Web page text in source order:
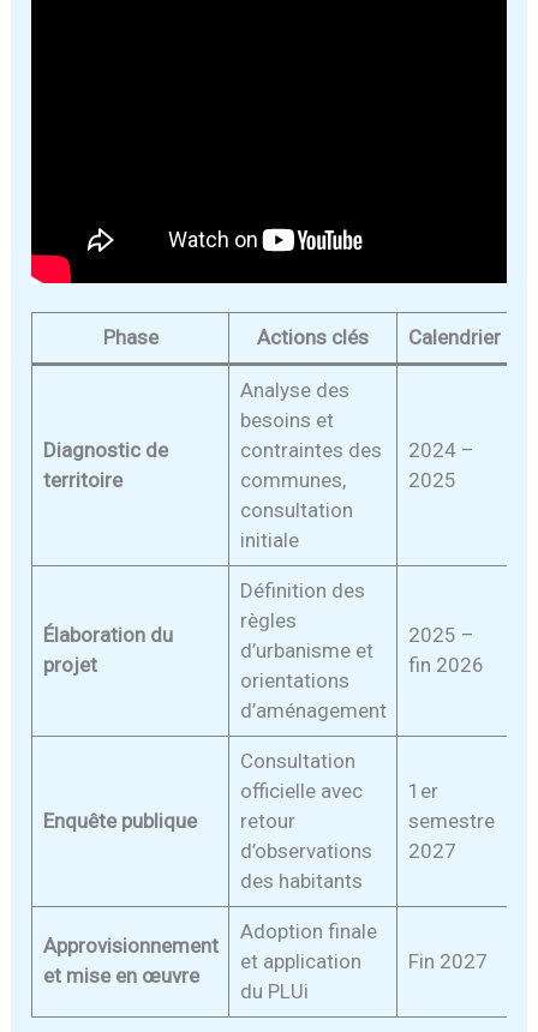
Phase Actions clés Calendrier
Diagnostic de
territoire
Analyse des
besoins et
contraintes des
communes,
consultation
initiale
2024 –
2025
Élaboration du
projet
Définition des
règles
d’urbanisme et
orientations
d’aménagement
2025 –
fin 2026
Enquête publique
Consultation
officielle avec
retour
d’observations
des habitants
1er
semestre
2027
Approvisionnement
et mise en œuvre
Adoption finale
et application
du PLUi
Fin 2027